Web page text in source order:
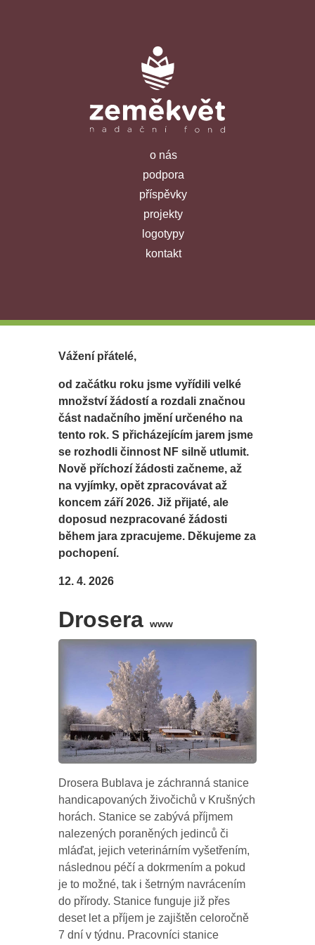
o nás
podpora
příspěvky
projekty
logotypy
kontakt
Vážení přátelé,
od začátku roku jsme vyřídili velké
množství žádostí a rozdali značnou
část nadačního jmění určeného na
tento rok. S přicházejícím jarem jsme
se rozhodli činnost NF silně utlumit.
Nově příchozí žádosti začneme, až
na vyjímky, opět zpracovávat až
koncem září 2026. Již přijaté, ale
doposud nezpracované žádosti
během jara zpracujeme. Děkujeme za
pochopení.
12. 4. 2026
Droserawww
Drosera Bublava je záchranná stanice
handicapovaných živočichů v Krušných
horách. Stanice se zabývá příjmem
nalezených poraněných jedinců či
mláďat, jejich veterinárním vyšetřením,
následnou péčí a dokrmením a pokud
je to možné, tak i šetrným navrácením
do přírody. Stanice funguje již přes
deset let a příjem je zajištěn celoročně
7 dní v týdnu. Pracovníci stanice